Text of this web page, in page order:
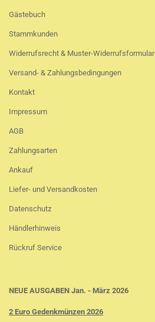
Gästebuch
Stammkunden
Widerrufsrecht & Muster-Widerrufsformular
Versand- & Zahlungsbedingungen
Kontakt
Impressum
AGB
Zahlungsarten
Ankauf
Liefer- und Versandkosten
Datenschutz
Händlerhinweis
Rückruf Service
NEUE AUSGABEN Jan. - März 2026
2 Euro Gedenkmünzen 2026